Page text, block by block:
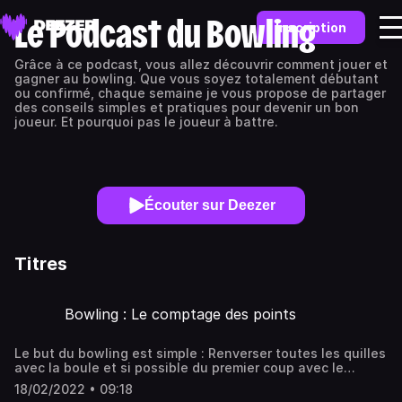
Inscription
Le Podcast du Bowling
Grâce à ce podcast, vous allez découvrir comment jouer et
gagner au bowling. Que vous soyez totalement débutant
ou confirmé, chaque semaine je vous propose de partager
des conseils simples et pratiques pour devenir un bon
joueur. Et pourquoi pas le joueur à battre.
Écouter sur Deezer
Titres
Bowling : Le comptage des points
Le but du bowling est simple : Renverser toutes les quilles
avec la boule et si possible du premier coup avec le
premier lancer ! Que se passe-t-il si vous le faites
souvent ? Comment comptons-nous les points au bowling
18/02/2022 • 09:18